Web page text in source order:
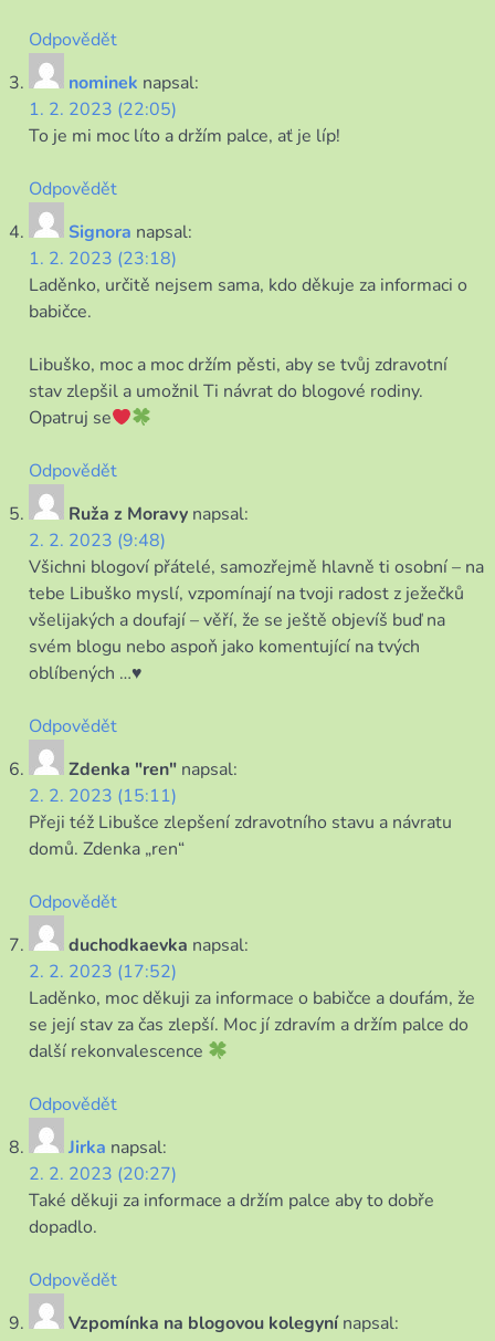
Odpovědět
nominek napsal:
1. 2. 2023 (22:05)
To je mi moc líto a držím palce, ať je líp!
Odpovědět
Signora napsal:
1. 2. 2023 (23:18)
Laděnko, určitě nejsem sama, kdo děkuje za informaci o
babičce.
Libuško, moc a moc držím pěsti, aby se tvůj zdravotní
stav zlepšil a umožnil Ti návrat do blogové rodiny.
Opatruj se
Odpovědět
Ruža z Moravy napsal:
2. 2. 2023 (9:48)
Všichni blogoví přátelé, samozřejmě hlavně ti osobní – na
tebe Libuško myslí, vzpomínají na tvoji radost z ježečků
všelijakých a doufají – věří, že se ještě objevíš buď na
svém blogu nebo aspoň jako komentující na tvých
oblíbených …♥
Odpovědět
Zdenka "ren" napsal:
2. 2. 2023 (15:11)
Přeji též Libušce zlepšení zdravotního stavu a návratu
domů. Zdenka „ren“
Odpovědět
duchodkaevka napsal:
2. 2. 2023 (17:52)
Laděnko, moc děkuji za informace o babičce a doufám, že
se její stav za čas zlepší. Moc jí zdravím a držím palce do
další rekonvalescence
Odpovědět
Jirka napsal:
2. 2. 2023 (20:27)
Také děkuji za informace a držím palce aby to dobře
dopadlo.
Odpovědět
Vzpomínka na blogovou kolegyní napsal: